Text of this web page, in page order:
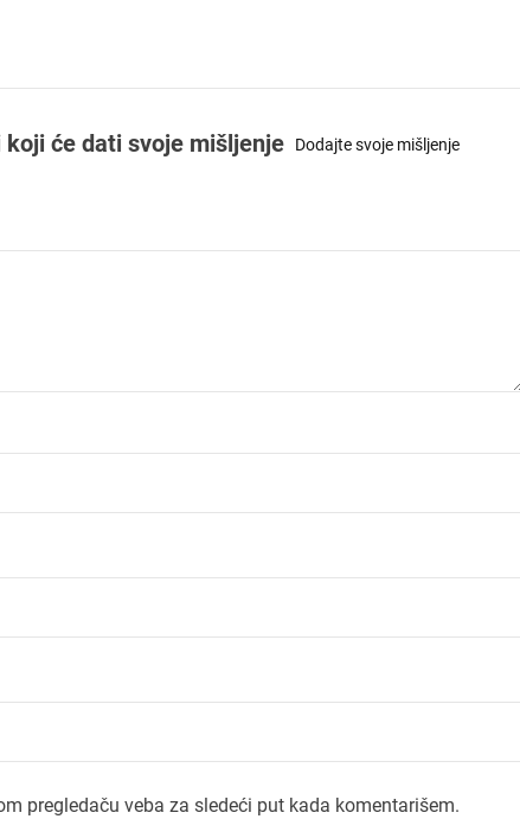
će dati svoje mišljenje Dodajte svoje mišljenje
pregledaču veba za sledeći put kada komentarišem.